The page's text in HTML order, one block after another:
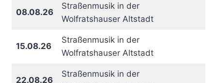
08.08.26
Straßenmusik in der
Wolfratshauser Altstadt
15.08.26
Straßenmusik in der
Wolfratshauser Altstadt
22.08.26
Straßenmusik in der